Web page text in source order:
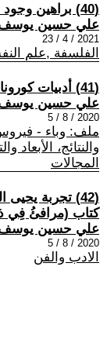
(40) براهين وجود الله بين الفلسفة والدين
علي حسين
2021 / 4 / 23
الفلسفة ,علم
(41) أدبيات كورونا
علي حسين
2020 / 8 / 5
والنتائج، الأبعاد
المجالات
(42) تجربة
كتاب (مرافئُ فِي
علي حسين
2020 / 8 / 5
الادب والفن